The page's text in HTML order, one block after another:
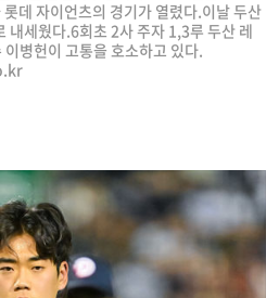
데 자이언츠의 경기가 열렸다.이날 두산
내세웠다.6회초 2사 주자 1,3루 두산 레
병헌이 고통을 호소하고 있다.